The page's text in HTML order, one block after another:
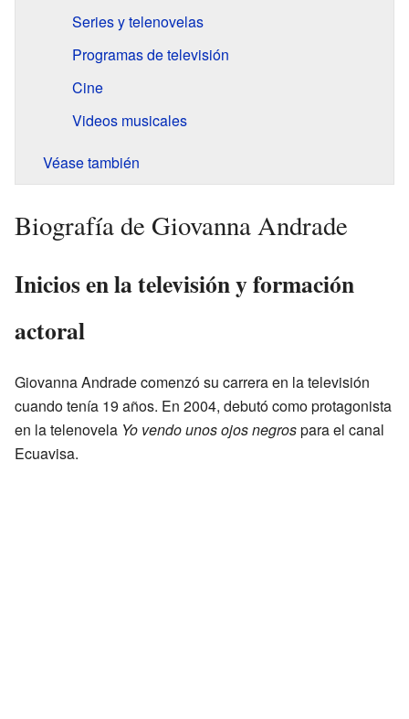
Series y telenovelas
Programas de televisión
Cine
Videos musicales
Véase también
Biografía de Giovanna Andrade
Inicios en la televisión y formación
actoral
Giovanna Andrade comenzó su carrera en la televisión
cuando tenía 19 años. En 2004, debutó como protagonista
en la telenovela Yo vendo unos ojos negrospara el canal
Ecuavisa.